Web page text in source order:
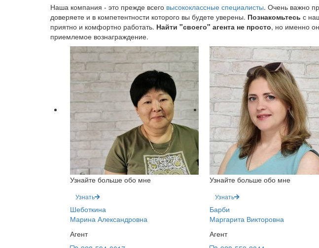
Наша компания - это прежде всего высококлассные специалисты. Очень важно
доверяете и в компетентности которого вы будете уверены. Познакомьтесь с
приятно и комфортно работать. Найти "своего" агента не просто, но именно
приемлемое вознаграждение.
Узнайте больше обо мне
Узнать
Шеботкина
Марина Александровна
Агент
Узнайте больше обо мне
Узнать
Барби
Маргарита Викторовна
Агент